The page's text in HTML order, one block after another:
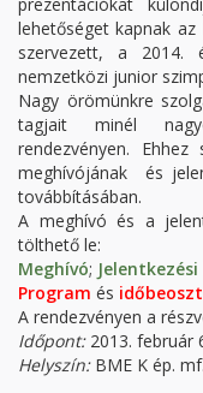
lehetőséget kapnak az
szervezett, a 2014.
nemzetközi junior
Nagy örömünkre
tagjait minél
rendezvényen.
meghívójának és
továbbításában.
A meghívó és a
tölthető le:
Meghívó;
Program és
A rendezvényen a
Időpont:2013. február
Helyszín:BME K ép.